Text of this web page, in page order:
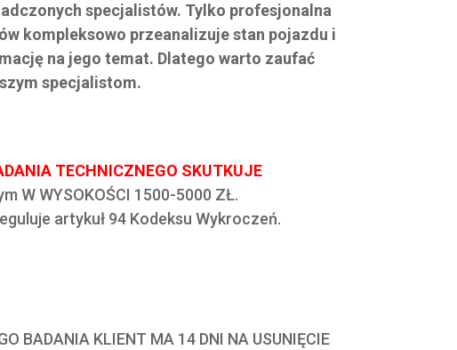
specjalistów. Tylko profesjonalna
kompleksowo przeanalizuje stan pojazdu i
na jego temat. Dlatego warto zaufać
specjalistom.
TECHNICZNEGO SKUTKUJE
W WYSOKOŚCI 1500-5000 ZŁ.
artykuł 94 Kodeksu Wykroczeń.
BADANIA KLIENT MA 14 DNI NA USUNIĘCIE